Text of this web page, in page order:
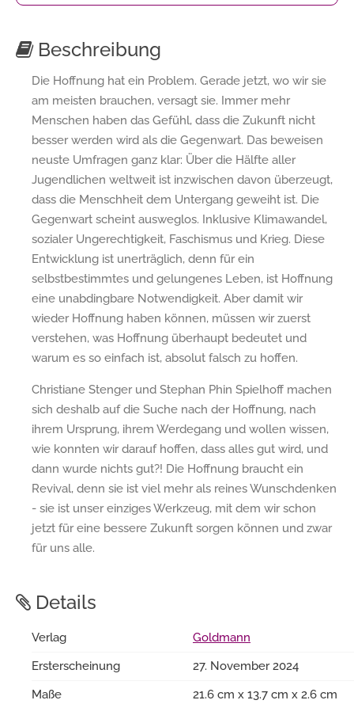
Beschreibung
Die Hoffnung hat ein Problem. Gerade jetzt, wo wir sie
am meisten brauchen, versagt sie. Immer mehr
Menschen haben das Gefühl, dass die Zukunft nicht
besser werden wird als die Gegenwart. Das beweisen
neuste Umfragen ganz klar: Über die Hälfte aller
Jugendlichen weltweit ist inzwischen davon überzeugt,
dass die Menschheit dem Untergang geweiht ist. Die
Gegenwart scheint ausweglos. Inklusive Klimawandel,
sozialer Ungerechtigkeit, Faschismus und Krieg. Diese
Entwicklung ist unerträglich, denn für ein
selbstbestimmtes und gelungenes Leben, ist Hoffnung
eine unabdingbare Notwendigkeit. Aber damit wir
wieder Hoffnung haben können, müssen wir zuerst
verstehen, was Hoffnung überhaupt bedeutet und
warum es so einfach ist, absolut falsch zu hoffen.
Christiane Stenger und Stephan Phin Spielhoff machen
sich deshalb auf die Suche nach der Hoffnung, nach
ihrem Ursprung, ihrem Werdegang und wollen wissen,
wie konnten wir darauf hoffen, dass alles gut wird, und
dann wurde nichts gut?! Die Hoffnung braucht ein
Revival, denn sie ist viel mehr als reines Wunschdenken
- sie ist unser einziges Werkzeug, mit dem wir schon
jetzt für eine bessere Zukunft sorgen können und zwar
für uns alle.
Details
Verlag
Goldmann
Ersterscheinung
27. November 2024
Maße
21.6 cm x 13.7 cm x 2.6 cm